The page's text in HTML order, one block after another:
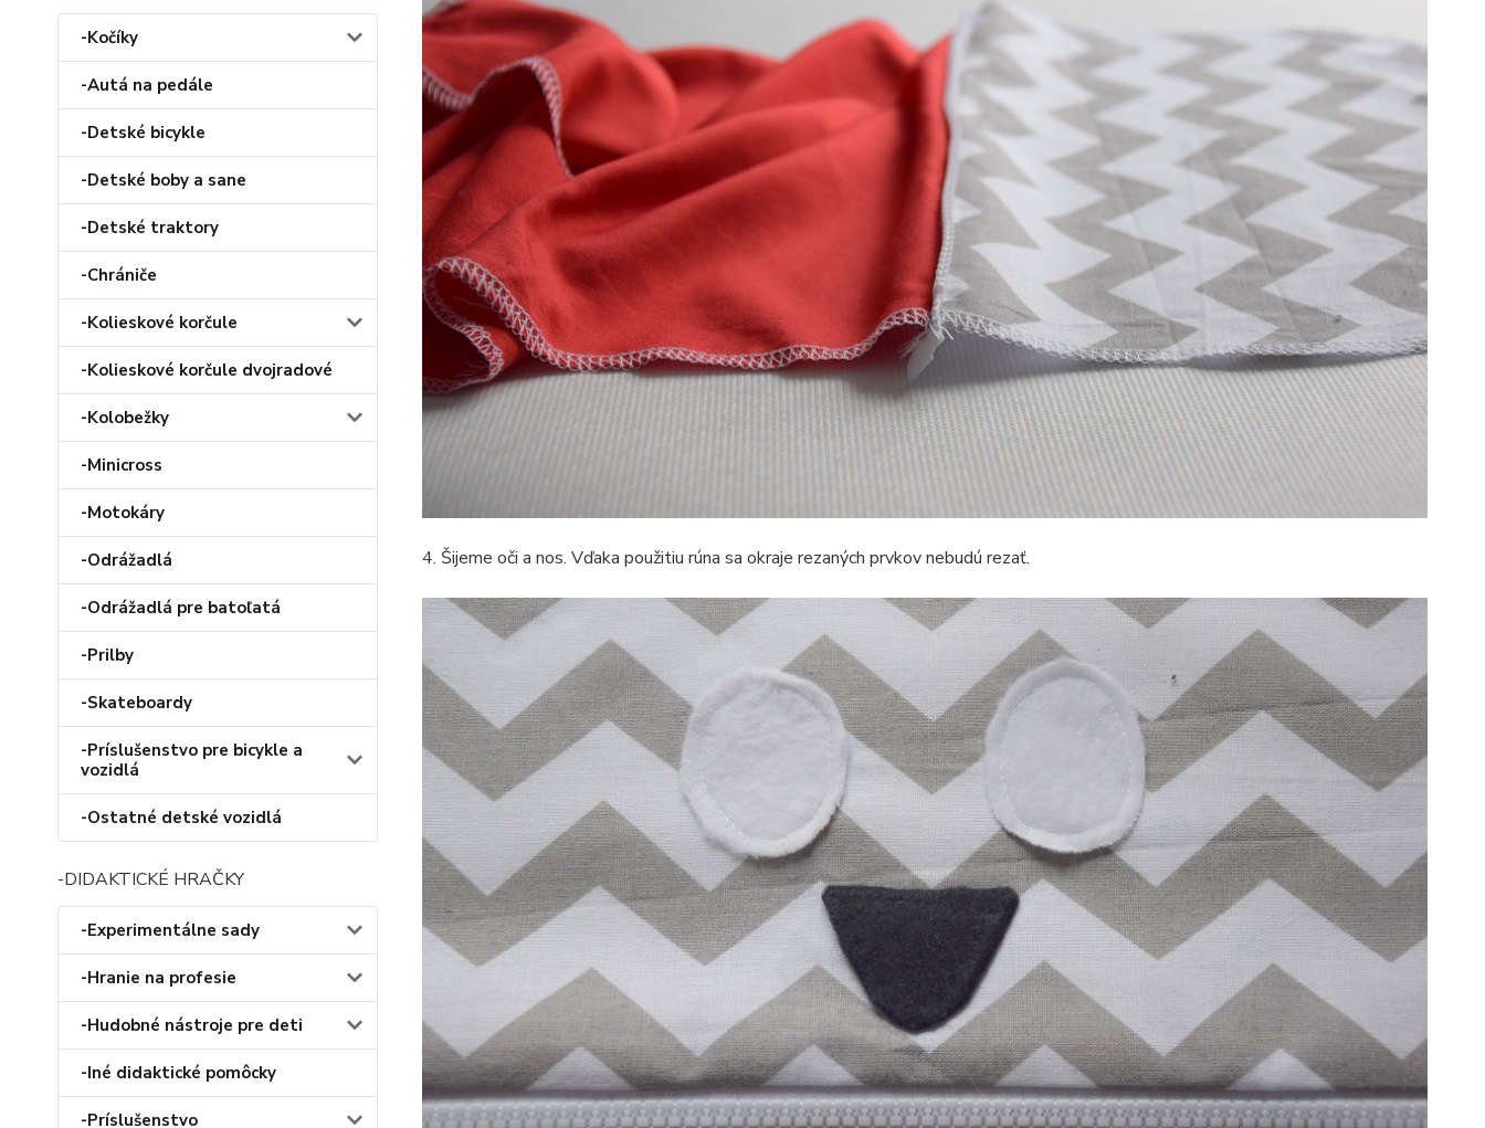
-Kočíky
-Autá na pedále
-Detské bicykle
-Detské boby a sane
-Detské traktory
-Chrániče
-Kolieskové korčule
-Kolieskové korčule dvojradové
-Kolobežky
-Minicross
-Motokáry
-Odrážadlá
-Odrážadlá pre batoľatá
-Prilby
-Skateboardy
-Príslušenstvo pre bicykle a
vozidlá
-Ostatné detské vozidlá
-DIDAKTICKÉ HRAČKY
-Experimentálne sady
-Hranie na profesie
-Hudobné nástroje pre deti
-Iné didaktické pomôcky
-Príslušenstvo
4. Šijeme oči a nos. Vďaka použitiu rúna sa okraje rezaných prvkov nebudú rezať.